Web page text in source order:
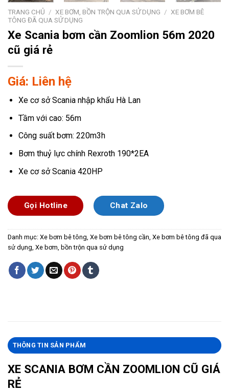
TRANG CHỦ / XE BƠM, BỒN TRỘN QUA SỬ DỤNG / XE BƠM BÊ
TÔNG ĐÃ QUA SỬ DỤNG
Xe Scania bơm cần Zoomlion 56m 2020
cũ giá rẻ
Giá: Liên hệ
Xe cơ sở Scania nhập khẩu Hà Lan
Tầm với cao: 56m
Công suất bơm: 220m3h
Bơm thuỷ lực chính Rexroth 190*2EA
Xe cơ sở Scania 420HP
Gọi Hotline Chat Zalo
Danh mục: Xe bơm bê tông Xe bơm bê tông cần Xe bơm bê tông đã qua
sử dụng Xe bơm, bồn trộn qua sử dụng
THÔNG TIN SẢN PHẨM
XE SCANIA BƠM CẦN ZOOMLION CŨ GIÁ
RẺ